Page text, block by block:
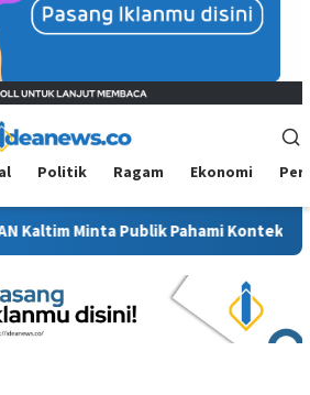
Politik Ragam Ekonomi
Publik Pahami Konteks Pidato Secara